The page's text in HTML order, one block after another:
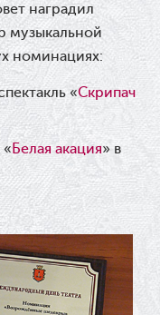
наградил
музыкальной
номинациях:
«Скрипач
« Белая акация» в